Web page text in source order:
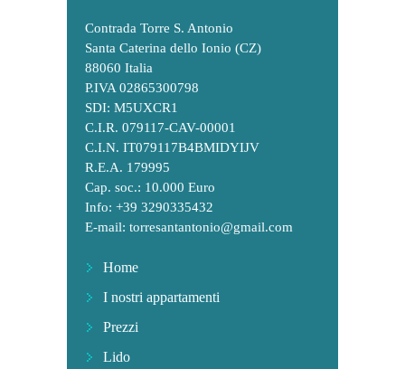
Contrada Torre S. Antonio
Santa Caterina dello Ionio (CZ)
88060 Italia
P.IVA 02865300798
SDI: M5UXCR1
C.I.R. 079117-CAV-00001
C.I.N. IT079117B4BMIDYIJV
R.E.A. 179995
Cap. soc.: 10.000 Euro
Info: +39 3290335432
E-mail: torresantantonio@gmail.com
Home
I nostri appartamenti
Prezzi
Lido